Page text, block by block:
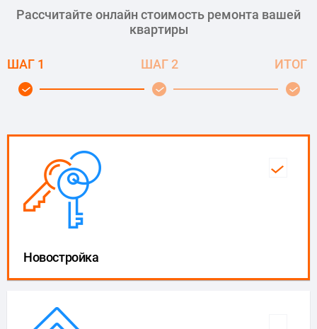
Рассчитайте онлайн стоимость ремонта вашей
квартиры
ШАГ 1 ШАГ 2 ИТОГ
Новостройка